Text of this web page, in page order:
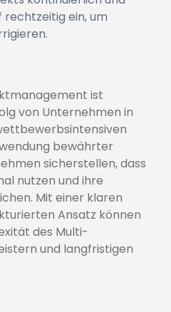
rechtzeitig ein, um
ist
von Unternehmen in
bewährter
sicherstellen, dass
nutzen und ihre
Mit einer klaren
Ansatz können
des Multi-
und langfristigen